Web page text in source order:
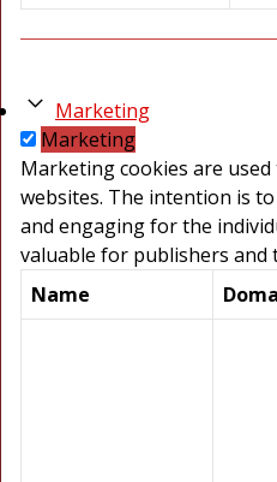
Marketing
Marketing
Marketing cookies are
websites. The intention is
and engaging for the
valuable for publishers and
Name